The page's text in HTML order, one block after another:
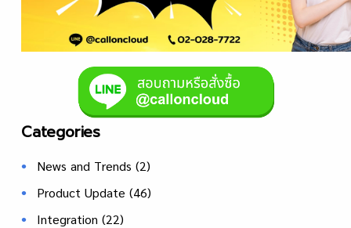
Categories
News and Trends (2)
Product Update (46)
Integration (22)